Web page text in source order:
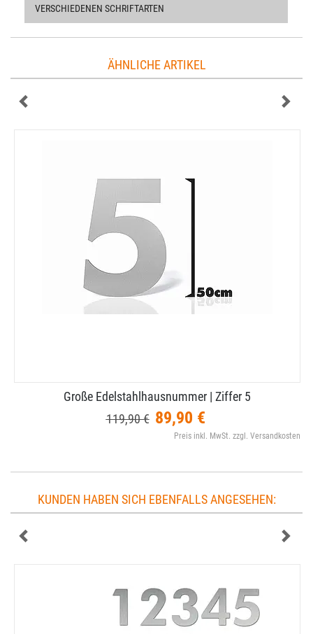
VERSCHIEDENEN SCHRIFTARTEN
ÄHNLICHE ARTIKEL
Große Edelstahlhausnummer | Ziffer 5
119,90 € 89,90 €
Preis inkl. MwSt. zzgl. Versandkosten
KUNDEN HABEN SICH EBENFALLS ANGESEHEN: